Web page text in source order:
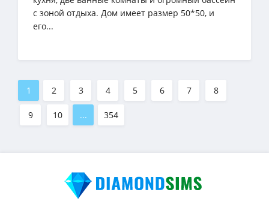
с зоной отдыха. Дом имеет размер 50*50, и
его...
1 2 3 4 5 6 7 8
9 10 ... 354